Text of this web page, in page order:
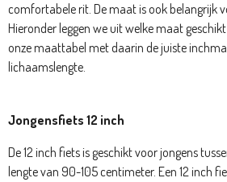
comfortabele rit. De maat is ook belangrijk
Hieronder leggen we uit welke maat
onze maattabel met daarin de juiste
lichaamslengte.
Jongensfiets 12 inch
De 12 inch fiets is geschikt voor jongens
lengte van 90-105 centimeter. Een 12 inch